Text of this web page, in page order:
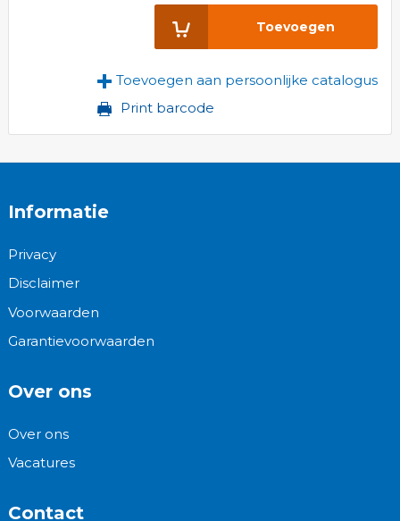
Toevoegen
Toevoegen aan persoonlijke catalogus
Print barcode
Informatie
Privacy
Disclaimer
Voorwaarden
Garantievoorwaarden
Over ons
Over ons
Vacatures
Contact